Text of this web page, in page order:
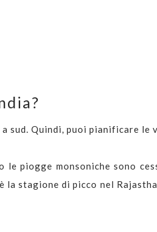
sud. Quindi, puoi pianificare
piogge monsoniche sono
stagione di picco nel